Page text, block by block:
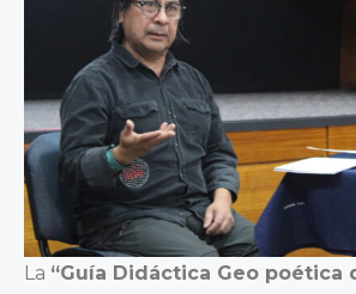
La “Guía Didáctica Geo poética